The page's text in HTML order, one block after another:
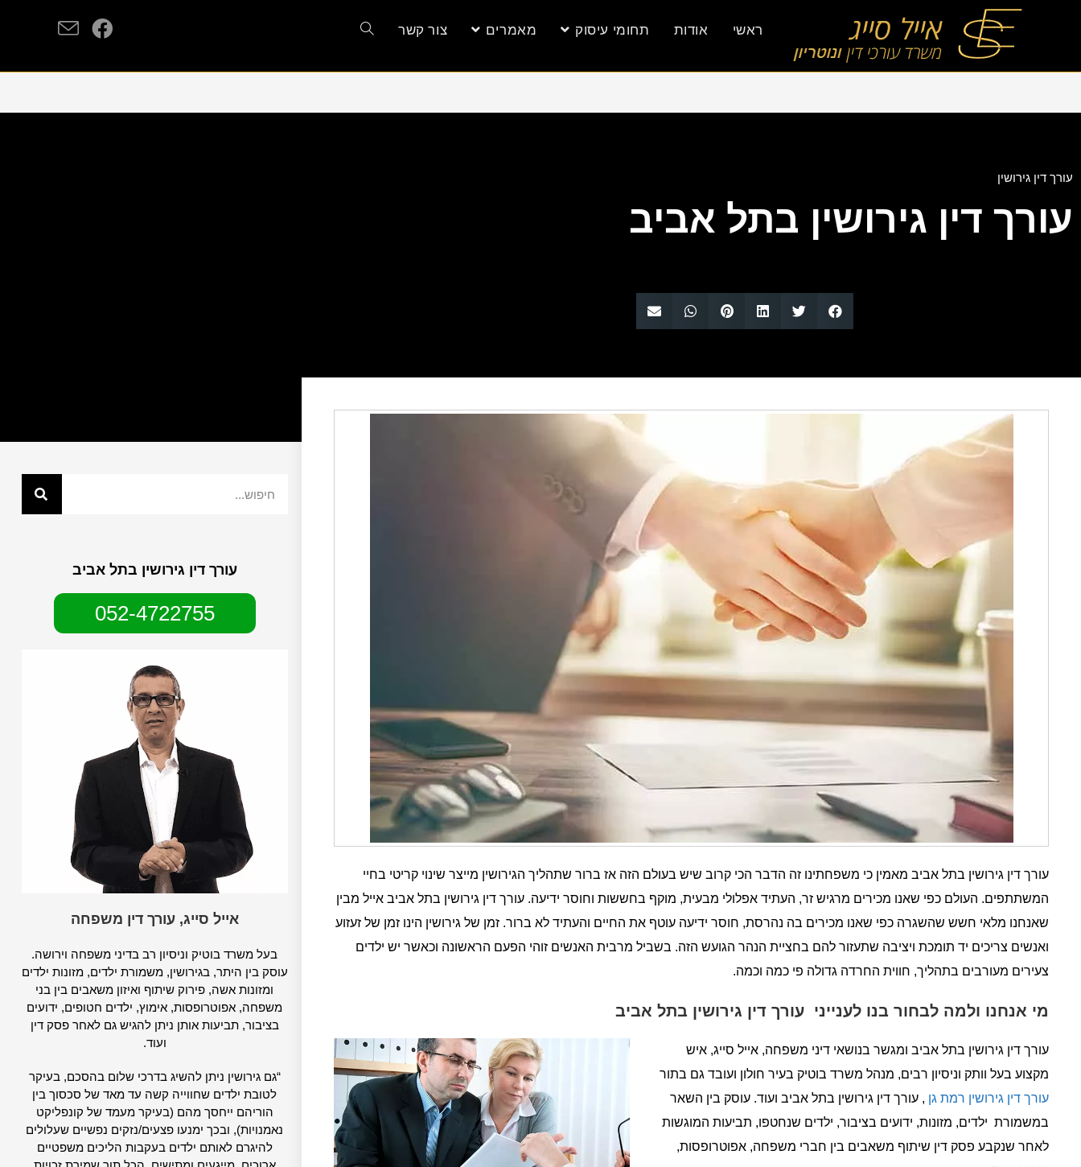
ראשי אודות תחומי עיסוק מאמרים צור קשר
עורך דין גירושין
עורך דין גירושין בתל אביב
עורך דין גירושין בתל אביב מאמין כי משפחתינו זה הדבר הכי קרוב שיש בעולם הזה אז ברור שתהליך הגירושין מייצר שינוי קריטי בחיי
המשתתפים. העולם כפי שאנו מכירים מרגיש זר, העתיד אפלולי מבעית, מוקף בחששות וחוסר ידיעה. עורך דין גירושין בתל אביב אייל מבין
שאנחנו מלאי חשש שהשגרה כפי שאנו מכירים בה נהרסת, חוסר ידיעה עוטף את החיים והעתיד לא ברור. זמן של גירושין הינו זמן של זעזוע
ואנשים צריכים יד תומכת ויציבה שתעזור להם בחציית הנהר הגועש הזה. בשביל מרבית האנשים זוהי הפעם הראשונה וכאשר יש ילדים
צעירים מעורבים בתהליך, חווית החרדה גדולה פי כמה וכמה.
מי אנחנו ולמה לבחור בנו לענייני עורך דין גירושין בתל אביב
עורך דין גירושין בתל אביב ומגשר בנושאי דיני משפחה, אייל סייג, איש
מקצוע בעל וותק וניסיון רבים, מנהל משרד בוטיק בעיר חולון ועובד גם בתור
עורך דין גירושין רמת גן , עורך דין גירושין בתל אביב ועוד. עוסק בין השאר
במשמורת ילדים, מזונות, ידועים בציבור, ילדים שנחטפו, תביעות המוגשות
לאחר שנקבע פסק דין שיתוף משאבים בין חברי משפחה, אפוטרופסות,
עורך דין גירושין בתל אביב
052-4722755
אייל סייג, עורך דין משפחה
בעל משרד בוטיק וניסיון רב בדיני משפחה וירושה.
עוסק בין היתר, בגירושין, משמורת ילדים, מזונות ילדים
ומזונות אשה, פירוק שיתוף ואיזון משאבים בין בני
משפחה, אפוטרופסות, אימוץ, ילדים חטופים, ידועים
בציבור, תביעות אותן ניתן להגיש גם לאחר פסק דין
ועוד.
“גם גירושין ניתן להשיג בדרכי שלום בהסכם, בעיקר
לטובת ילדים שחווייה קשה עד מאד של סכסוך בין
הוריהם ייחסך מהם (בעיקר מעמד של קונפליקט
נאמנויות), ובכך ימנעו פצעים/נזקים נפשיים שעלולים
להיגרם לאותם ילדים בעקבות הליכים משפטיים